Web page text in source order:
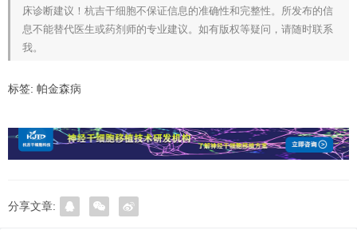
床诊断建议！杭吉干细胞不保证信息的准确性和完整性。所发布的信
息不能替代医生或药剂师的专业建议。如有版权等疑问，请随时联系
我。
标签: 帕金森病
分享文章: